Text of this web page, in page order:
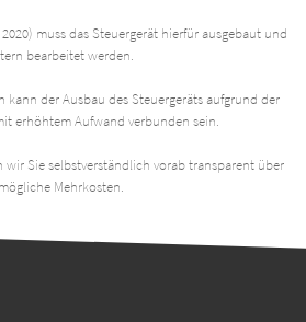
muss das Steuergerät hierfür ausgebaut und
bearbeitet werden.
kann der Ausbau des Steuergeräts aufgrund der
erhöhtem Aufwand verbunden sein.
Sie selbstverständlich vorab transparent über
mögliche Mehrkosten.